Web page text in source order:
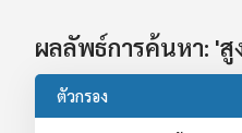
ผลลัพธ์การค้นหา: 'สู
ตัวกรอง